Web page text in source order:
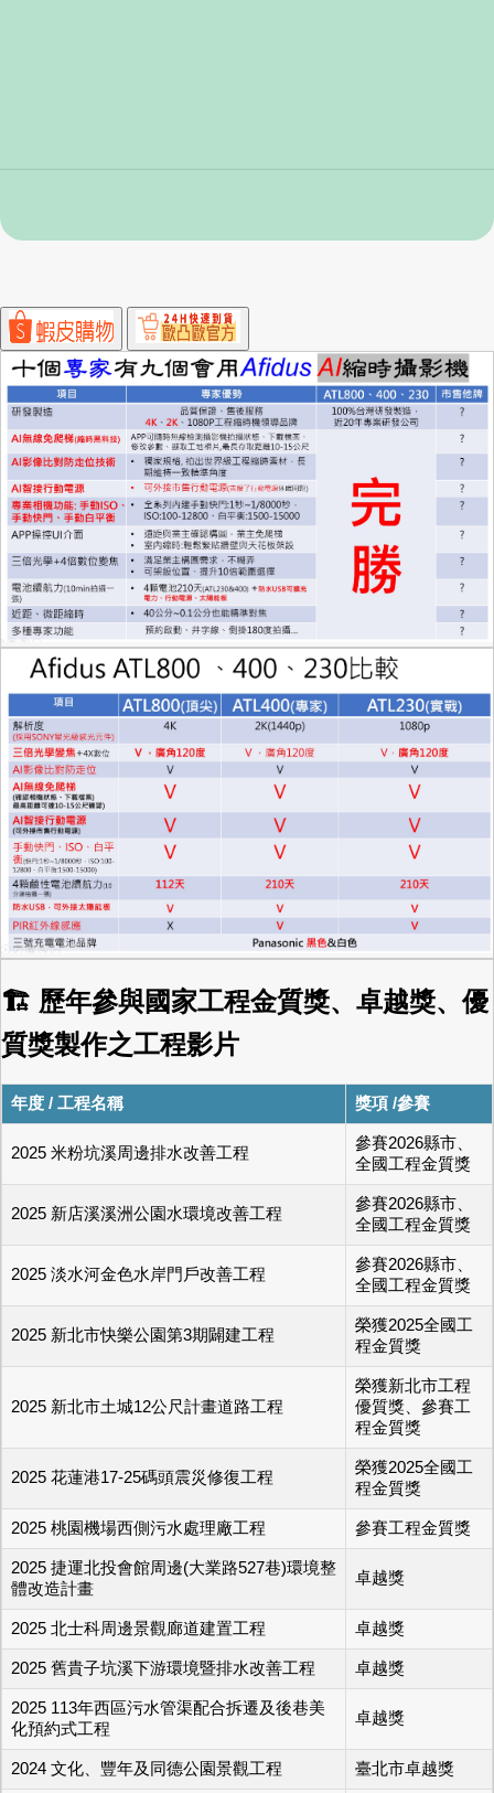
🏗 歷年參與國家工程金質獎、卓越獎、優
質獎製作之工程影片
年度 / 工程名稱 獎項 /參賽
2025 米粉坑溪周邊排水改善工程
參賽2026縣市、
全國工程金質獎
2025 新店溪溪洲公園水環境改善工程
參賽2026縣市、
全國工程金質獎
2025 淡水河金色水岸門戶改善工程
參賽2026縣市、
全國工程金質獎
2025 新北市快樂公園第3期闢建工程
榮獲2025全國工
程金質獎
2025 新北市土城12公尺計畫道路工程
榮獲新北市工程
優質獎、參賽工
程金質獎
2025 花蓮港17-25碼頭震災修復工程
榮獲2025全國工
程金質獎
2025 桃園機場西側污水處理廠工程 參賽工程金質獎
2025 捷運北投會館周邊(大業路527巷)環境整
體改造計畫
卓越獎
2025 北士科周邊景觀廊道建置工程 卓越獎
2025 舊貴子坑溪下游環境暨排水改善工程 卓越獎
2025 113年西區污水管渠配合拆遷及後巷美
化預約式工程
卓越獎
2024 文化、豐年及同德公園景觀工程 臺北市卓越獎